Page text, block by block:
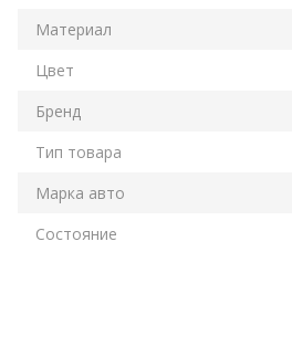
Материал
Цвет
Бренд
Тип товара
Марка авто
Состояние